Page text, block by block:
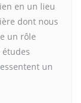
en un lieu
dont nous
un rôle
un